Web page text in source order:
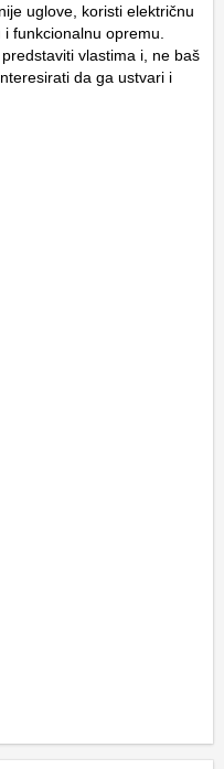
uglove, koristi električnu
funkcionalnu opremu.
vlastima i, ne baš
da ga ustvari i